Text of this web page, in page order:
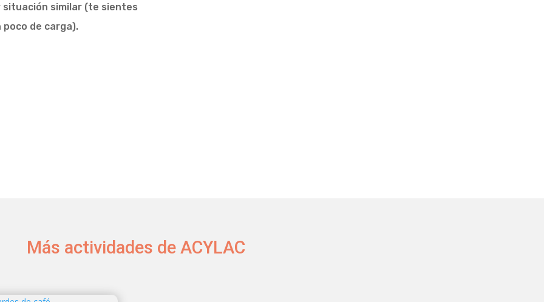
situación similar (te sientes
poco de carga).
Más actividades de ACYLAC